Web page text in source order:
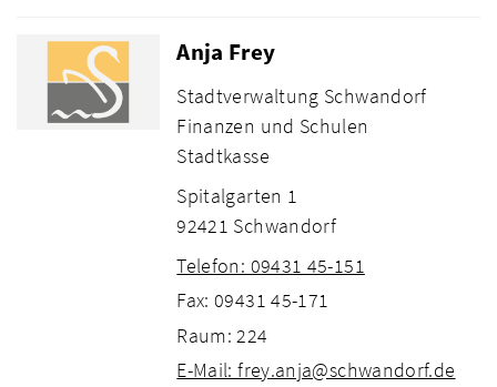
Anja Frey
Stadtverwaltung Schwandorf
Finanzen und Schulen
Stadtkasse
Spitalgarten 1
92421 Schwandorf
Telefon: 09431 45-151
Fax: 09431 45-171
Raum: 224
E-Mail: frey.anja@schwandorf.de